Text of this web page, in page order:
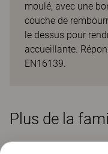
moulé, avec une
couche de
le dessus pour
accueillante.
EN16139.
Plus de la